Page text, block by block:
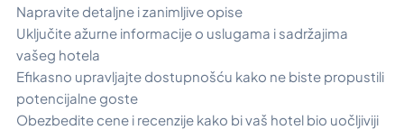
Napravite detaljne i zanimljive opise
Uključite ažurne informacije o uslugama i sadržajima
vašeg hotela
Efikasno upravljajte dostupnošću kako ne biste propustili
potencijalne goste
Obezbedite cene i recenzije kako bi vaš hotel bio uočljiviji